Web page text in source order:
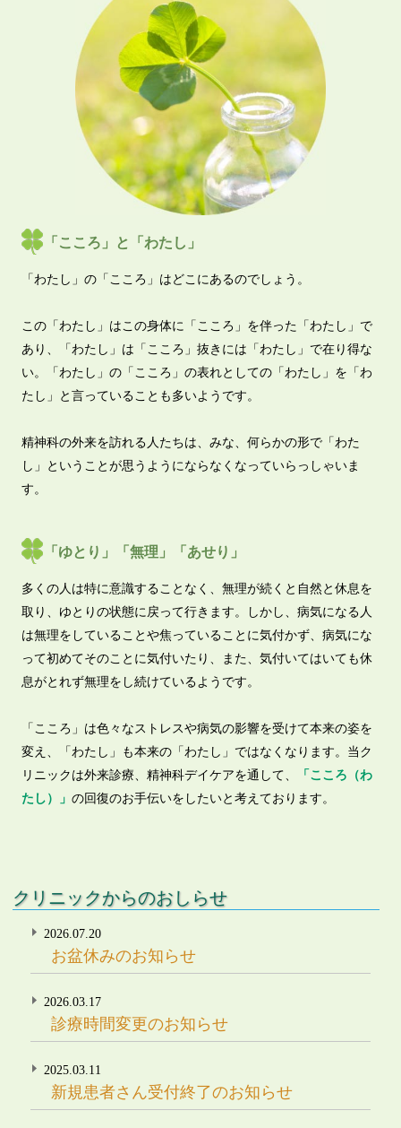
「こころ」と「わたし」
「わたし」の「こころ」はどこにあるのでしょう。
この「わたし」はこの身体に「こころ」を伴った「わたし」で
あり、「わたし」は「こころ」抜きには「わたし」で在り得な
い。「わたし」の「こころ」の表れとしての「わたし」を「わ
たし」と言っていることも多いようです。
精神科の外来を訪れる人たちは、みな、何らかの形で「わた
し」ということが思うようにならなくなっていらっしゃいま
す。
「ゆとり」「無理」「あせり」
多くの人は特に意識することなく、無理が続くと自然と休息を
取り、ゆとりの状態に戻って行きます。しかし、病気になる人
は無理をしていることや焦っていることに気付かず、病気にな
って初めてそのことに気付いたり、また、気付いてはいても休
息がとれず無理をし続けているようです。
「こころ」は色々なストレスや病気の影響を受けて本来の姿を
変え、「わたし」も本来の「わたし」ではなくなります。当ク
リニックは外来診療、精神科デイケアを通して、
「こころ（わ
たし）」 の回復のお手伝いをしたいと考えております。
クリニックからのおしらせ
2026.07.20
お盆休みのお知らせ
2026.03.17
診療時間変更のお知らせ
2025.03.11
新規患者さん受付終了のお知らせ